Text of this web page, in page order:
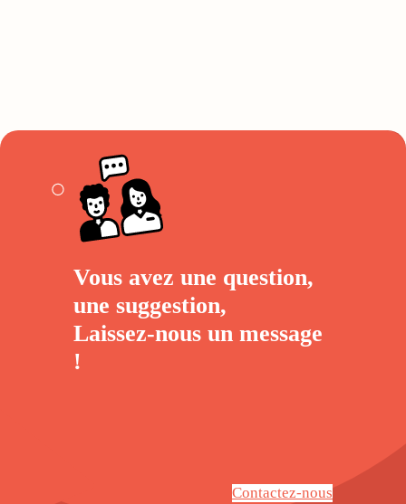
Vous avez une question,
une suggestion,
Laissez-nous un message
!
Contactez-nous